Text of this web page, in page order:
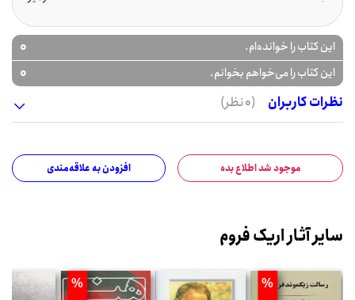
این کتاب را خوانده‌ام. 0
این کتاب را می‌خواهم بخوانم.
0
نظرات کاربران
(0 نظر)
موجود شد اطلاع بده افزودن به علاقه‌مندی
سایر آثار اریک فروم
%
%